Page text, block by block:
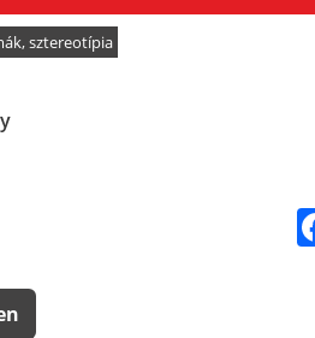
,sztereotípia